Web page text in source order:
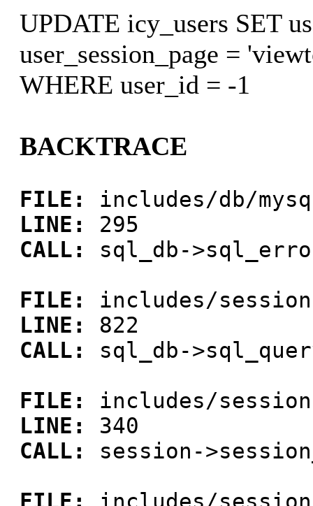
UPDATE icy_users SET
user_session_page =
WHERE user_id = -1
BACKTRACE
FILE:
includes/db/
LINE:
295
CALL:
sql_db-
FILE:
includes/
LINE:
822
CALL:
sql_db-
FILE:
includes/
LINE:
340
CALL:
session-